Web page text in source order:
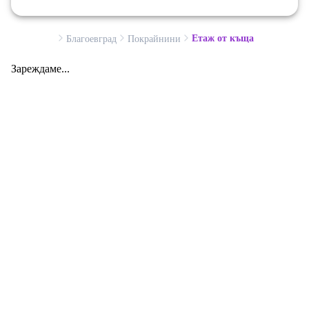
Благоевград Покрайнини Етаж от къща
Зареждаме...